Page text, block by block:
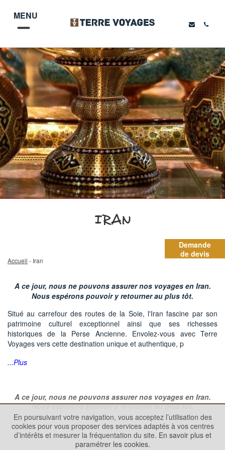
MENU
IRAN
Accueil - Iran
A ce jour, nous ne pouvons assurer nos voyages en Iran.
Nous espérons pouvoir y retourner au plus tôt.
Situé au carrefour des routes de la Soie, l'Iran fascine par son
patrimoine culturel exceptionnel ainsi que ses richesses
historiques de la Perse Ancienne. Envolez-vous avec Terre
Voyages vers cette destination unique et authentique, p
...Plus
A ce jour, nous ne pouvons assurer nos voyages en Iran.
Nous espérons pouvoir y retourner au plus tôt.
Demande
de devis
En poursuivant votre navigation, vous acceptez l’utilisation des
cookies pour vous proposer des services adaptés à vos centres
d’intérêts et mesurer la fréquentation du site. En savoir plus et
paramétrer les cookies.